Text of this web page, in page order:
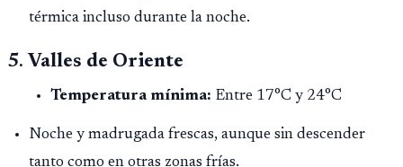
térmica incluso durante la noche.
5. Valles de Oriente
Temperatura mínima: Entre 17°C y 24°C
Noche y madrugada frescas, aunque sin descender
tanto como en otras zonas frías.